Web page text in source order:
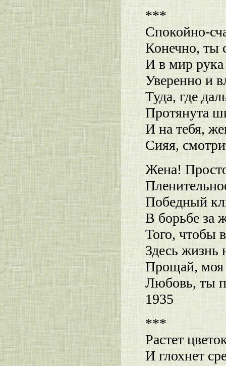
***
Спокойно-
Конечно, ты
И в мир
Уверенно и
Туда, где
Протянута
И на тебя,
Сияя,
Жена!
Победный
В борьбе за
Того, чтобы
Здесь жизнь
Прощай, моя
Любовь, ты
1935
***
Растет
И глохнет